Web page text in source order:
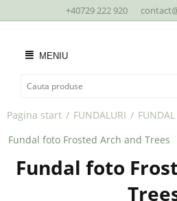
+40729 222 920
MENIU
Pagina start / FUNDALURI /
Fundal foto Frosted Arch and Trees
Fundal foto